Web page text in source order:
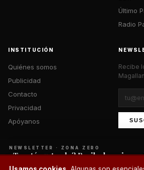
Último
Radio
INSTITUCIÓN
Quiénes somos
Publicidad
Contacto
Privacidad
Apóyanos
Recibe
© 2026 Zona Zero Media. Todos los
NEWSLETTER · ZONA ZERO
¿Te está gustando? Recibe lo mejor
correo.